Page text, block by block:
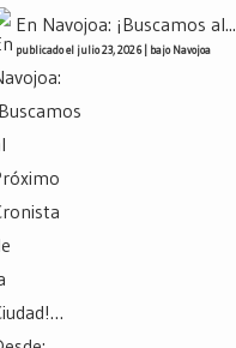
En Navojoa: ¡Buscamos al...
publicado el julio 23, 2026| bajoNavojoa